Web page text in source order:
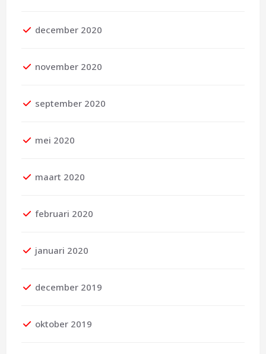
december 2020
november 2020
september 2020
mei 2020
maart 2020
februari 2020
januari 2020
december 2019
oktober 2019